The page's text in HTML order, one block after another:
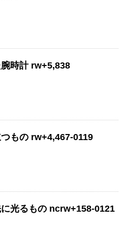
時計 rw+5,838
もの rw+4,467-0119
光るもの ncrw+158-0121